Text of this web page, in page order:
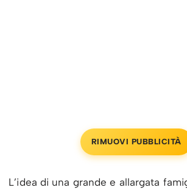
RIMUOVI PUBBLICITÀ
L’idea di una grande e allargata